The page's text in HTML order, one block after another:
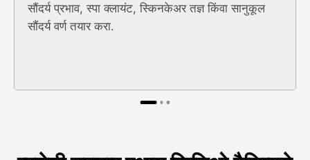
सौंदर्य प्रभाव, स्पा क्लायंट, स्किनकेअर तज्ञ किंवा सानुकूल
सौंदर्य वर्ण तयार करा.